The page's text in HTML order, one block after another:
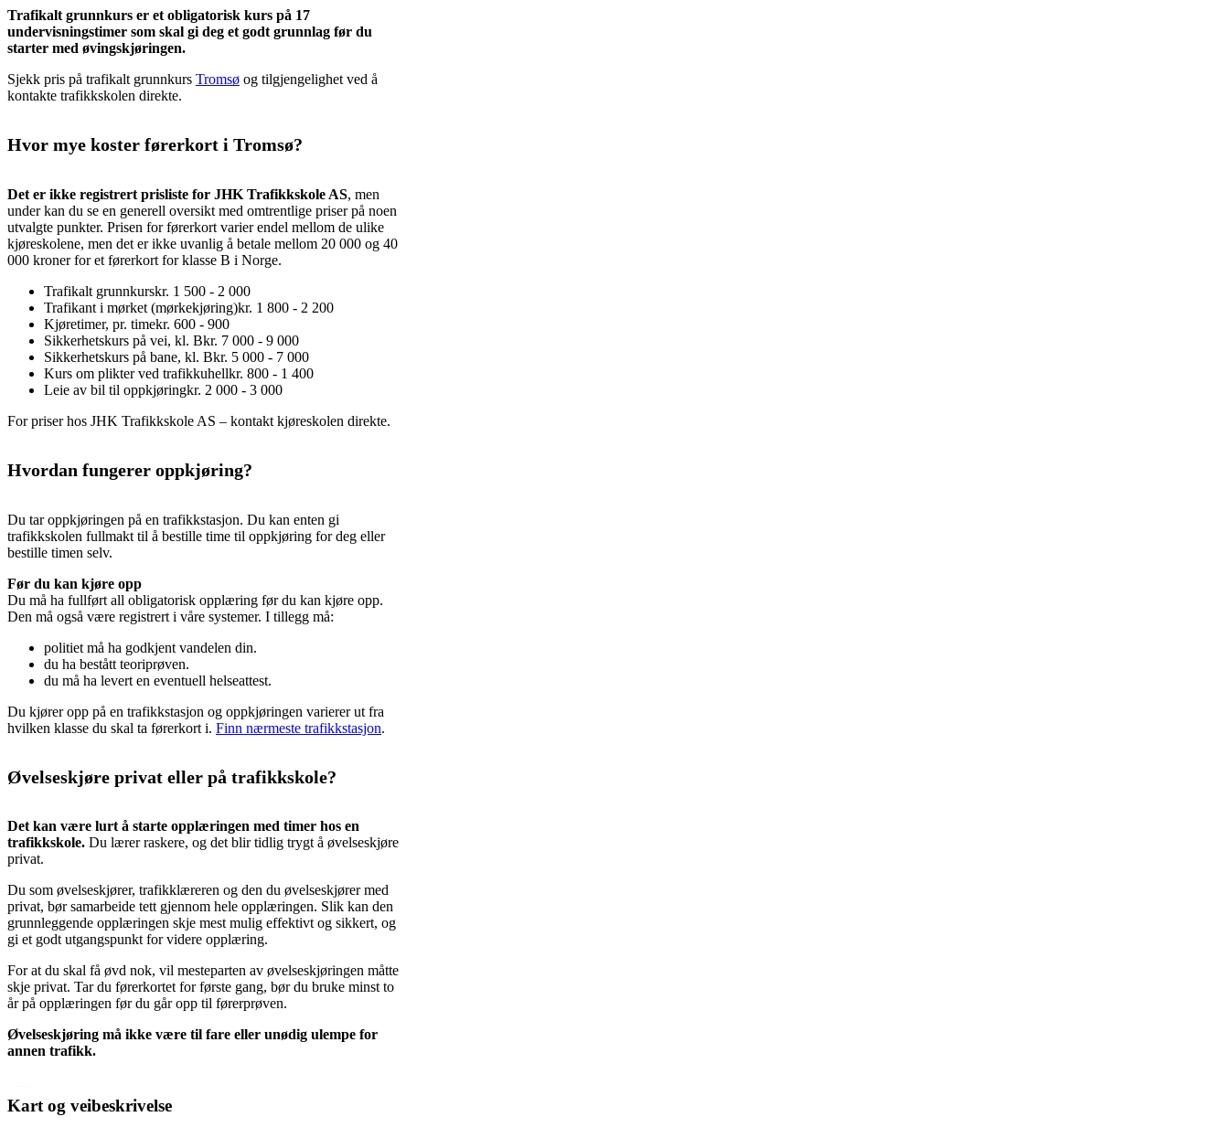
Trafikalt grunnkurs er et obligatorisk kurs på 17
undervisningstimer som skal gi deg et godt grunnlag før du
starter med øvingskjøringen.
Sjekk pris på trafikalt grunnkurs Tromsø og tilgjengelighet ved å
kontakte trafikkskolen direkte.
Hvor mye koster førerkort i Tromsø?
Det er ikke registrert prisliste for JHK Trafikkskole AS, men
under kan du se en generell oversikt med omtrentlige priser på noen
utvalgte punkter. Prisen for førerkort varier endel mellom de ulike
kjøreskolene, men det er ikke uvanlig å betale mellom 20 000 og 40
000 kroner for et førerkort for klasse B i Norge.
Trafikalt grunnkurskr. 1 500 - 2 000
Trafikant i mørket (mørkekjøring)kr. 1 800 - 2 200
Kjøretimer, pr. timekr. 600 - 900
Sikkerhetskurs på vei, kl. Bkr. 7 000 - 9 000
Sikkerhetskurs på bane, kl. Bkr. 5 000 - 7 000
Kurs om plikter ved trafikkuhellkr. 800 - 1 400
Leie av bil til oppkjøringkr. 2 000 - 3 000
For priser hos JHK Trafikkskole AS – kontakt kjøreskolen direkte.
Hvordan fungerer oppkjøring?
Du tar oppkjøringen på en trafikkstasjon. Du kan enten gi
trafikkskolen fullmakt til å bestille time til oppkjøring for deg eller
bestille timen selv.
Før du kan kjøre opp
Du må ha fullført all obligatorisk opplæring før du kan kjøre opp.
Den må også være registrert i våre systemer. I tillegg må:
politiet må ha godkjent vandelen din.
du ha bestått teoriprøven.
du må ha levert en eventuell helseattest.
Du kjører opp på en trafikkstasjon og oppkjøringen varierer ut fra
hvilken klasse du skal ta førerkort i. Finn nærmeste trafikkstasjon.
Øvelseskjøre privat eller på trafikkskole?
Det kan være lurt å starte opplæringen med timer hos en
trafikkskole. Du lærer raskere, og det blir tidlig trygt å øvelseskjøre
privat.
Du som øvelseskjører, trafikklæreren og den du øvelseskjører med
privat, bør samarbeide tett gjennom hele opplæringen. Slik kan den
grunnleggende opplæringen skje mest mulig effektivt og sikkert, og
gi et godt utgangspunkt for videre opplæring.
For at du skal få øvd nok, vil mesteparten av øvelseskjøringen måtte
skje privat. Tar du førerkortet for første gang, bør du bruke minst to
år på opplæringen før du går opp til førerprøven.
Øvelseskjøring må ikke være til fare eller unødig ulempe for
annen trafikk.
Kart og veibeskrivelse